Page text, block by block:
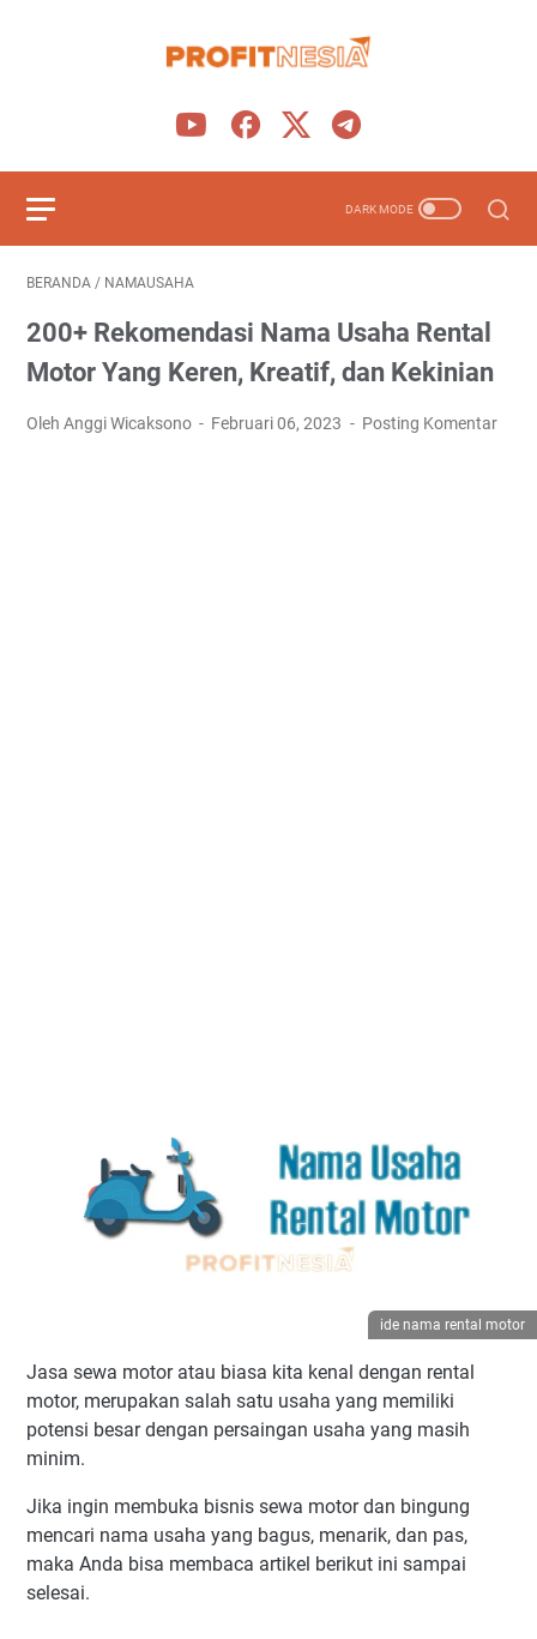
BERANDA / NAMAUSAHA
200+ Rekomendasi Nama Usaha Rental
Motor Yang Keren, Kreatif, dan Kekinian
Oleh Anggi Wicaksono Februari 06, 2023 Posting Komentar
ide nama rental motor
Jasa sewa motor atau biasa kita kenal dengan rental
motor, merupakan salah satu usaha yang memiliki
potensi besar dengan persaingan usaha yang masih
minim.
Jika ingin membuka bisnis sewa motor dan bingung
mencari nama usaha yang bagus, menarik, dan pas,
maka Anda bisa membaca artikel berikut ini sampai
selesai.